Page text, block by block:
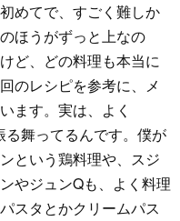
めてで、すごく難しか
ほうがずっと上なの
ど、どの料理も本当に
のレシピを参考に、メ
ます。実は、よく
舞ってるんです。僕が
という鶏料理や、スジ
やジュンQも、よく料理
スタとかクリームパス